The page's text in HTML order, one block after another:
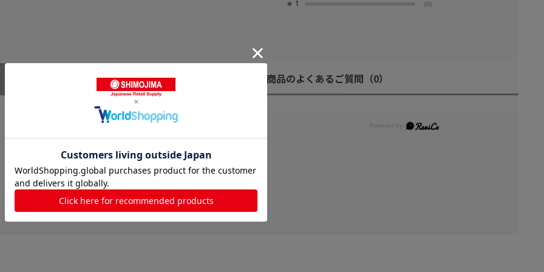
★ 1 (0)
商品のよくあるご質問 （0）
レビューはありません。